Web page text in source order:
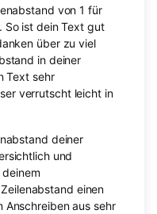
von 1 für
So ist dein Text gut
über zu viel
in deiner
Text sehr
verrutscht leicht in
deiner
und
einen
Anschreiben aus sehr